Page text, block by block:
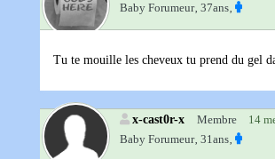
Baby Forumeur‚ 37ans‚
Tu te mouille les cheveux tu prend du gel
x-cast0r-x Membre 14
Baby Forumeur‚ 31ans‚